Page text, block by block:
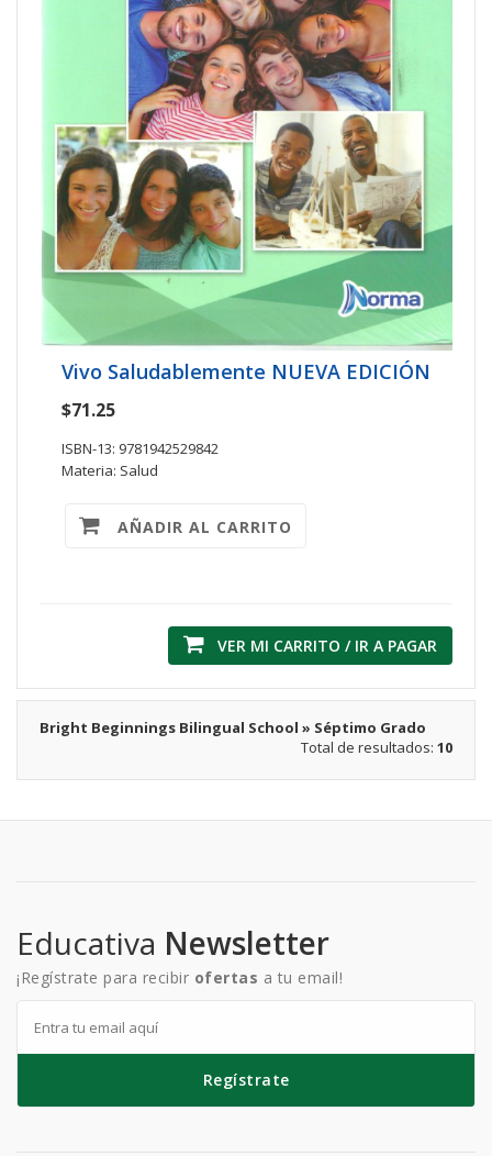
Vivo Saludablemente NUEVA EDICIÓN
$71.25
ISBN-13: 9781942529842
Materia: Salud
AÑADIR AL CARRITO
VER MI CARRITO / IR A PAGAR
Bright Beginnings Bilingual School » Séptimo Grado
Total de resultados: 10
Educativa Newsletter
¡Regístrate para recibir ofertas a tu email!
Regístrate